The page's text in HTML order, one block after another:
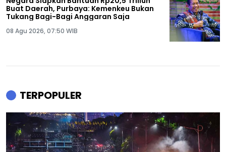
Buat Daerah, Purbaya: Kemenkeu Bukan
Tukang Bagi-Bagi Anggaran Saja
08 Agu 2026, 07:50 WIB
TERPOPULER